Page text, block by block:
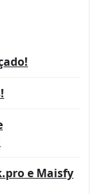
e Maisfy